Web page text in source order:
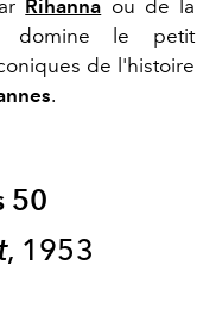
Rihanna ou de la
domine le petit
de l'histoire
.
50
, 1953